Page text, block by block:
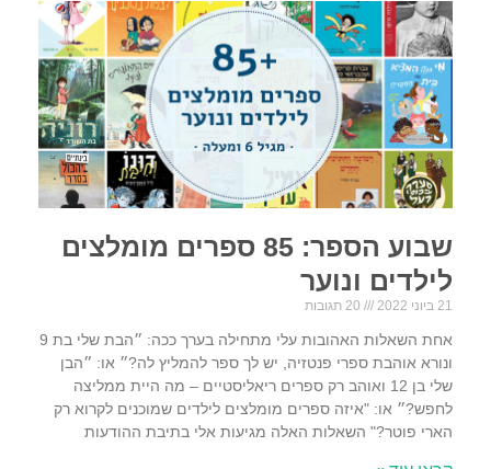
שבוע הספר: 85 ספרים מומלצים
לילדים ונוער
21 ביוני 2022
אחת השאלות האהובות עלי מתחילה בערך ככה: ״הבת שלי בת 9
ונורא אוהבת ספרי פנטזיה, יש לך ספר להמליץ לה?״ או: ״הבן
שלי בן 12 ואוהב רק ספרים ריאליסטיים – מה היית ממליצה
לחפש?״ או: "איזה ספרים מומלצים לילדים שמוכנים לקרוא רק
הארי פוטר?" השאלות האלה מגיעות אלי בתיבת ההודעות